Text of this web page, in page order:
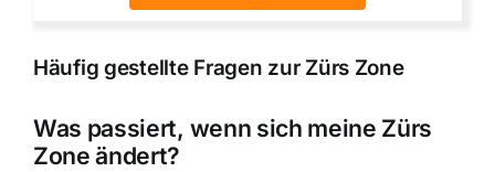
Häufig gestellte Fragen zur Zürs Zone
Was passiert, wenn sich meine Zürs
Zone ändert?